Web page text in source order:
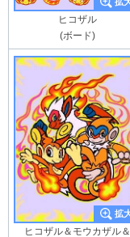
ヒコザル
(ボード)
ヒコザル＆モウカザル＆